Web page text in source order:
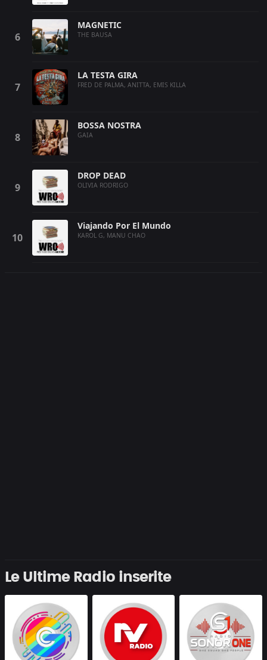
MAGNETIC
THE BAUSA
LA TESTA GIRA
FRED DE PALMA, ANITTA, EMIS KILLA
BOSSA NOSTRA
GAIA
DROP DEAD
OLIVIA RODRIGO
Viajando Por El Mundo
KAROL G, MANU CHAO
Le Ultime Radio inserite